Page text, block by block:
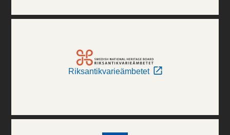
Riksantikvarieämbetet